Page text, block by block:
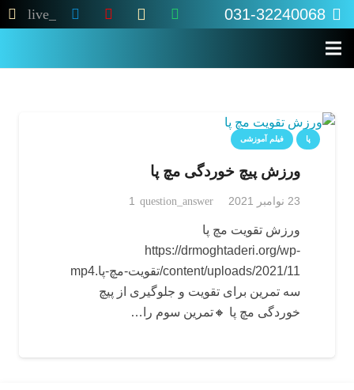
031-32240068
live_tv
پا فیلم آموزشی
ورزش پیچ خوردگی مچ پا
23 نوامبر 2021 question_answer
1دیدگاه
ورزش تقویت مچ پا
https://drmoghtaderi.org/wp-
سه تمرین برای تقویت و جلوگیری از پیچ
خوردگی مچ پا 🔸تمرین سوم را…